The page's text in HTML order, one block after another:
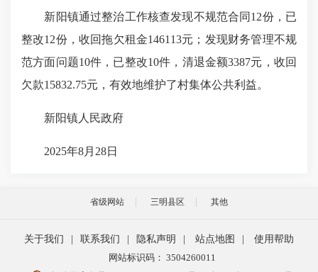
新阳镇通过整治工作核查发现不规范合同12份，已
整改12份，收回拖欠租金146113元；发现财务管理不规
范方面问题10件，已整改10件，清退金额3387元，收回
欠款15832.75元，有效地维护了村集体公共利益。
新阳镇人民政府
2025年8月28日
省级网站 三明县区 其他
关于我们 联系我们 隐私声明 站点地图
使用帮助
网站标识码： 3504260011